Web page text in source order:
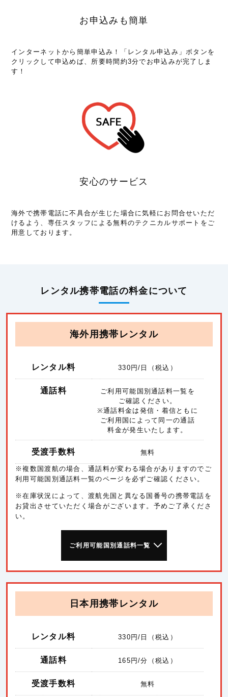
お申込みも簡単
インターネットから簡単申込み！「レンタル申込み」ボタンを
クリックして申込めば、所要時間約3分でお申込みが完了しま
す！
安心のサービス
海外で携帯電話に不具合が生じた場合に気軽にお問合せいただ
けるよう、専任スタッフによる無料のテクニカルサポートをご
用意しております。
レンタル携帯電話の料金について
海外用携帯レンタル
レンタル料 330 円/日（税込）
通話料
ご利用可能国別通話料一覧を
ご確認ください。
※通話料金は発信・着信ともに
ご利用国によって同一の通話
料金が発生いたします。
受渡手数料 無料
※複数国渡航の場合、通話料が変わる場合がありますのでご
利用可能国別通話料一覧のページを必ずご確認ください。
※在庫状況によって、渡航先国と異なる国番号の携帯電話を
お貸出させていただく場合がございます。予めご了承くださ
い。
ご利用可能国別通話料一覧
日本用携帯レンタル
レンタル料 330 円/日（税込）
通話料 165 円/分（税込）
受渡手数料 無料